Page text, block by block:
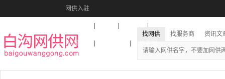
网供入驻
收藏本站
找网供 找服务商 资讯文